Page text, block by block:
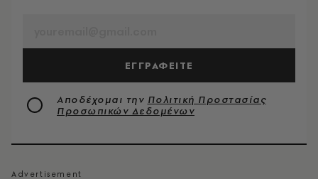
ΕΓΓΡΑΦΕΙΤΕ
Αποδέχομαι την Πολιτική Προστασίας
Προσωπικών Δεδομένων